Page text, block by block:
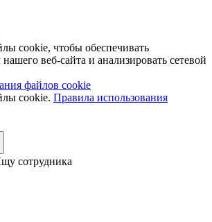
cookie, чтобы обеспечивать
веб-сайта и анализировать сетевой
файлов cookie
cookie. Правила использования
сотрудника